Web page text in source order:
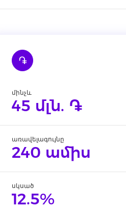
֏
մինչև
45 մլն. ֏
առավելագույնը
240 ամիս
սկսած
12.5%